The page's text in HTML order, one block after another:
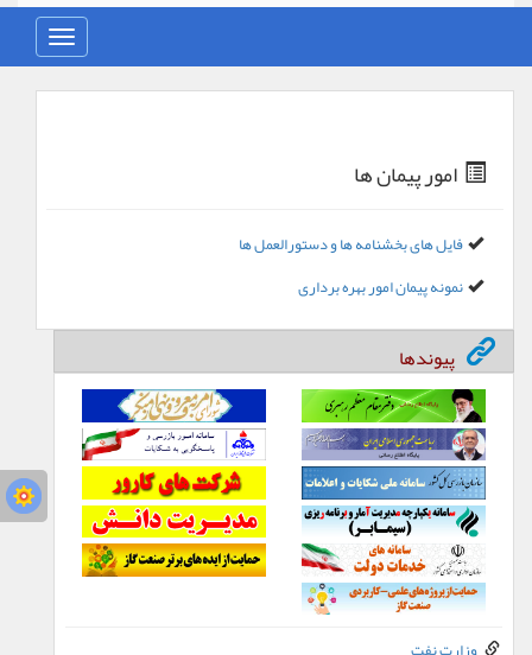
امور پیمان ها
فایل های بخشنامه ها و دستورالعمل ها
نمونه پیمان امور بهره برداری
پیوندها